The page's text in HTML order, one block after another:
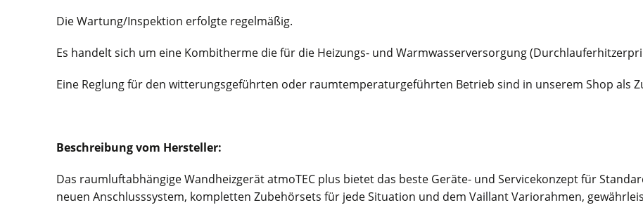
Die Wartung/Inspektion erfolgte regelmäßig.
Es handelt sich um eine Kombitherme die für die Heizungs- und Warmwasserversorgung
Eine Reglung für den witterungsgeführten oder raumtemperaturgeführten Betrieb sind in unserem Shop als
Beschreibung vom Hersteller:
Das raumluftabhängige Wandheizgerät atmoTEC plus bietet das beste Geräte- und Servicekonzept für
neuen Anschlusssystem, kompletten Zubehörsets für jede Situation und dem Vaillant Variorahmen,